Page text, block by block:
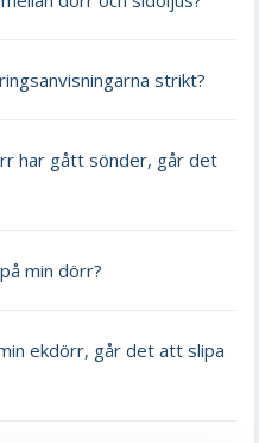
strikt?
har gått sönder, går det
min dörr?
ekdörr, går det att slipa